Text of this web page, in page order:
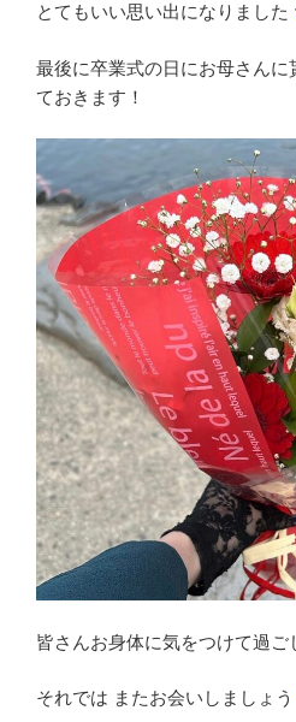
とてもいい思い出になりました
最後に卒業式の日にお母さん
ておきます！
皆さんお身体に気をつけて過ご
それでは またお会いしましょう ‪